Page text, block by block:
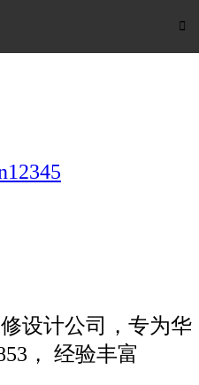

设计公司，专为华
， 经验丰富